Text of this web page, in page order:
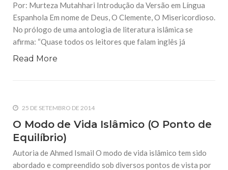
Por: Murteza Mutahhari Introdução da Versão em Língua
Espanhola Em nome de Deus, O Clemente, O Misericordioso.
No prólogo de uma antologia de literatura islâmica se
afirma: “Quase todos os leitores que falam inglês já
Read More
25 DE SETEMBRO DE 2014
O Modo de Vida Islâmico (O Ponto de
Equilíbrio)
Autoria de Ahmed Ismail O modo de vida islâmico tem sido
abordado e compreendido sob diversos pontos de vista por